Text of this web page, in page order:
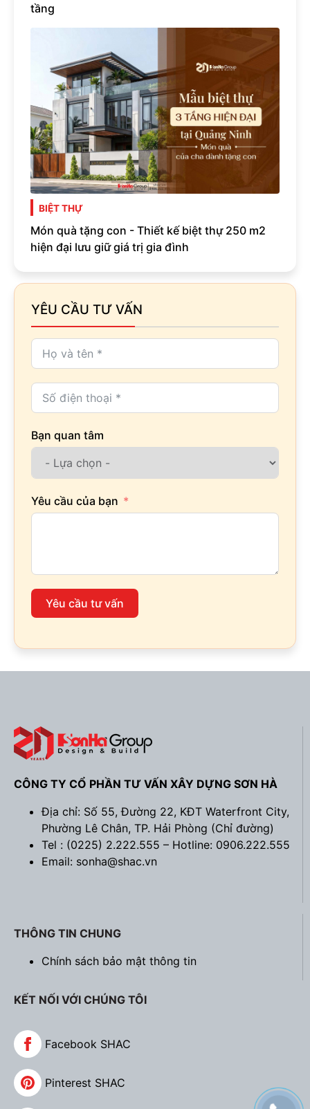
tầng
BIỆT THỰ
Món quà tặng con - Thiết kế biệt thự 250 m2
hiện đại lưu giữ giá trị gia đình
YÊU CẦU TƯ VẤN
Bạn quan tâm
Yêu cầu của bạn
Yêu cầu tư vấn
CÔNG TY CỔ PHẦN TƯ VẤN XÂY DỰNG SƠN HÀ
Địa chỉ: Số 55, Đường 22, KĐT Waterfront City,
Phường Lê Chân, TP. Hải Phòng (Chỉ đường)
Tel : (0225) 2.222.555 – Hotline: 0906.222.555
Email: sonha@shac.vn
THÔNG TIN CHUNG
Chính sách bảo mật thông tin
KẾT NỐI VỚI CHÚNG TÔI
Facebook SHAC
Pinterest SHAC